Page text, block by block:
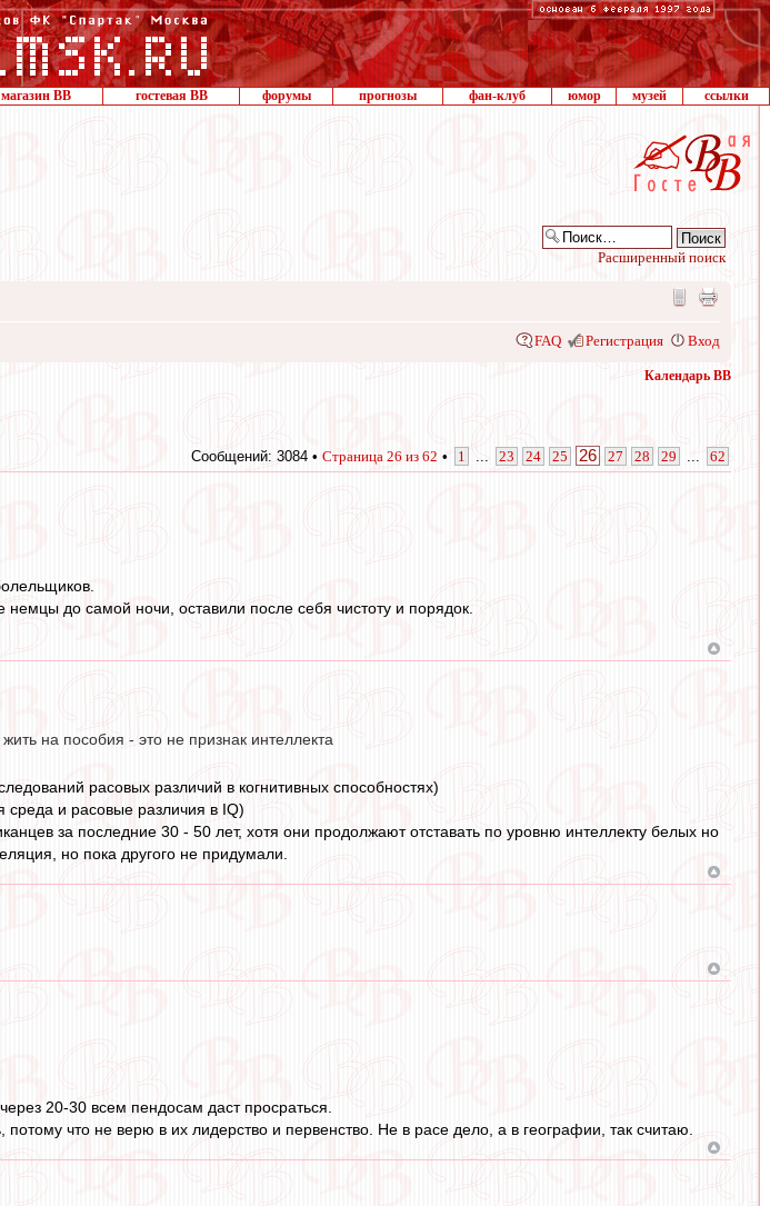
магазин ВВ гостевая ВВ форумы прогнозы фан-клуб юмор музей ссылки
Расширенный поиск
FAQ Регистрация Вход
Календарь ВВ
Сообщений: 3084 • Страница 26 из 62 • 1 23 24 25 26 27 28 29 62
до самой ночи, оставили после себя чистоту и порядок.
на пособия - это не признак интеллекта
расовых различий в когнитивных способностях)
среда и расовые различия в IQ)
за последние 30 - 50 лет, хотя они продолжают отставать по уровню интеллекту белых но
но пока другого не придумали.
20-30 всем пендосам даст просраться.
что не верю в их лидерство и первенство. Не в расе дело, а в географии, так считаю.